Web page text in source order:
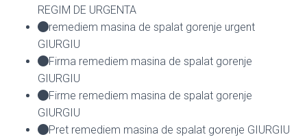
REGIM DE URGENTA
remediem masina de spalat gorenje urgent
GIURGIU
Firma remediem masina de spalat gorenje
GIURGIU
Firme remediem masina de spalat gorenje
GIURGIU
Pret remediem masina de spalat gorenje GIURGIU